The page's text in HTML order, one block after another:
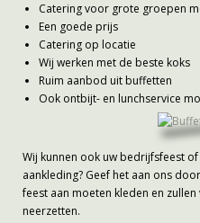
Catering voor grote groepen
Een goede prijs
Catering op locatie
Wij werken met de beste koks
Ruim aanbod uit buffetten
Ook ontbijt- en lunchservice
Wij kunnen ook uw bedrijfsfeest
aankleding? Geef het aan ons
feest aan moeten kleden en
neerzetten.